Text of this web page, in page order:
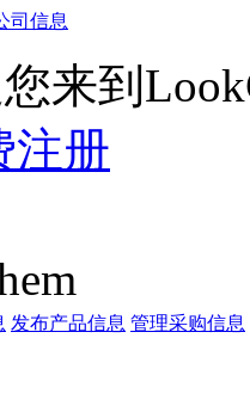
司信息
来到
注册
发布产品信息 管理采购信息